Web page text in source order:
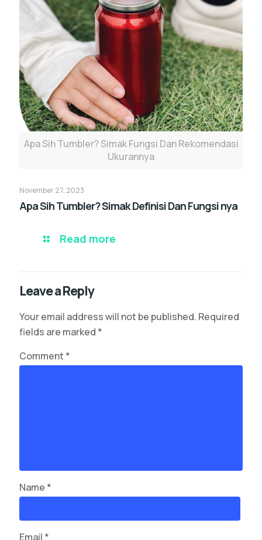
Apa Sih Tumbler? Simak Fungsi Dan Rekomendasi
Ukurannya
November 27, 2023
Apa Sih Tumbler? Simak Definisi Dan Fungsi nya
Read more
Leave a Reply
Your email address will not be published. Required
fields are marked *
Comment *
Name *
Email *